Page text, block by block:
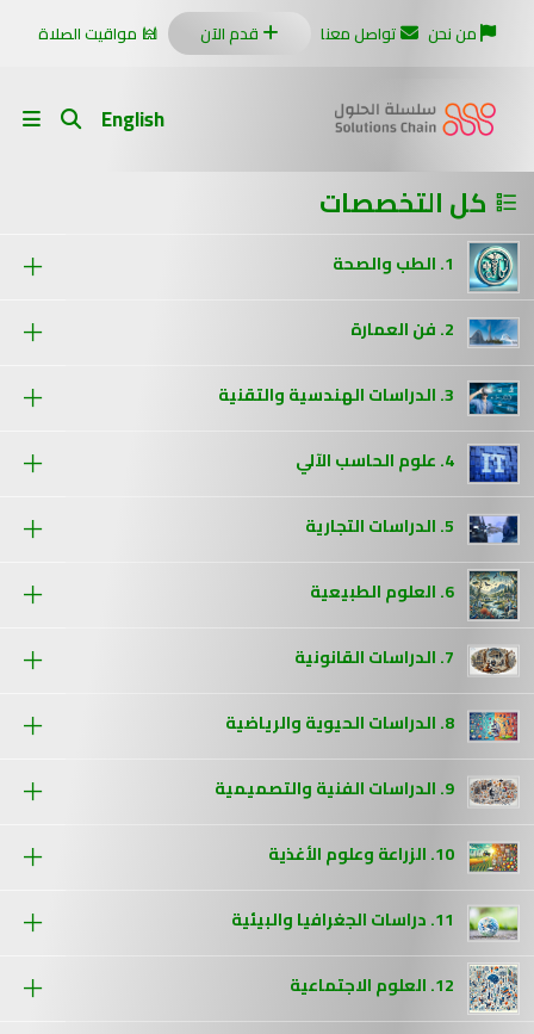
من نحن تواصل معنا قدم الآن مواقيت الصلاة
English
كل التخصصات
1. الطب والصحة
2. فن العمارة
3. الدراسات الهندسية والتقنية
4. علوم الحاسب الآلي
5. الدراسات التجارية
6. العلوم الطبيعية
7. الدراسات القانونية
8. الدراسات الحيوية والرياضية
9. الدراسات الفنية والتصميمية
10. الزراعة وعلوم الأغذية
11. دراسات الجغرافيا والبيئية
12. العلوم الاجتماعية